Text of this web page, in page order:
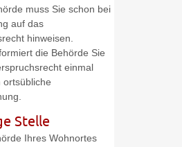
muss Sie schon bei
auf das
hinweisen.
die Behörde Sie
einmal
ortsübliche
Stelle
Ihres Wohnortes